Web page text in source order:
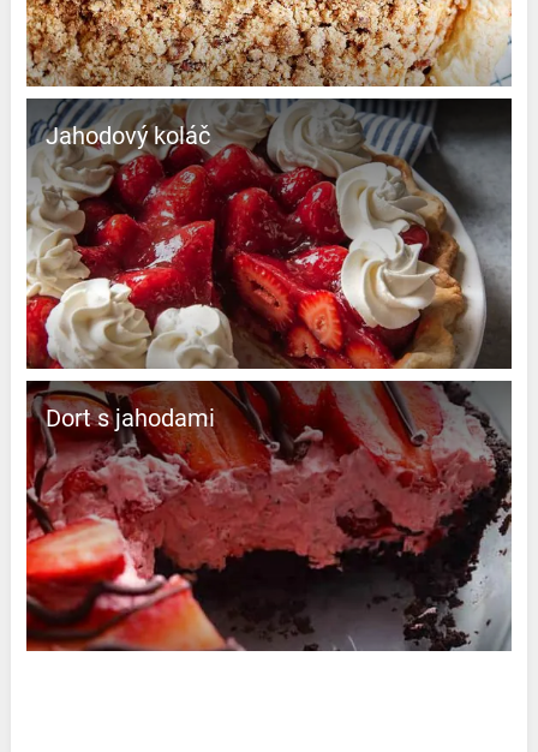
Jahodový koláč
Dort s jahodami